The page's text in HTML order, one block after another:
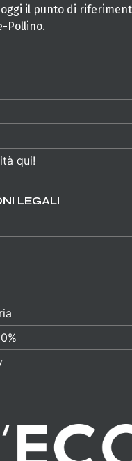
il punto di
Pollino.
qui!
LEGALI